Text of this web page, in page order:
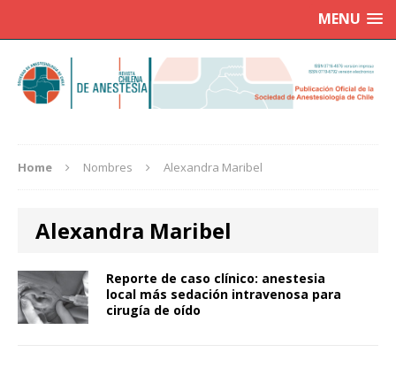
MENU
Home Nombres Alexandra Maribel
Alexandra Maribel
Reporte de caso clínico: anestesia
local más sedación intravenosa para
cirugía de oído